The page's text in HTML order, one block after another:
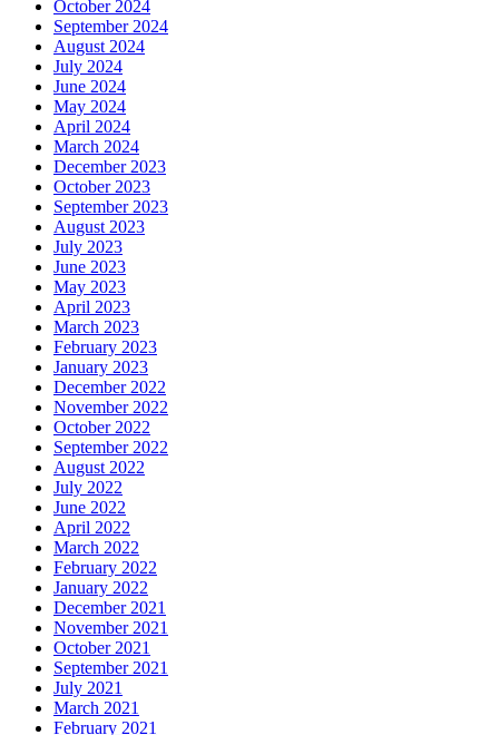
October 2024
September 2024
August 2024
July 2024
June 2024
May 2024
April 2024
March 2024
December 2023
October 2023
September 2023
August 2023
July 2023
June 2023
May 2023
April 2023
March 2023
February 2023
January 2023
December 2022
November 2022
October 2022
September 2022
August 2022
July 2022
June 2022
April 2022
March 2022
February 2022
January 2022
December 2021
November 2021
October 2021
September 2021
July 2021
March 2021
February 2021